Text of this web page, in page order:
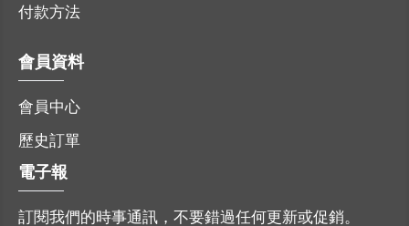
付款方法
會員資料
會員中心
歷史訂單
電子報
訂閱我們的時事通訊，不要錯過任何更新或促銷。